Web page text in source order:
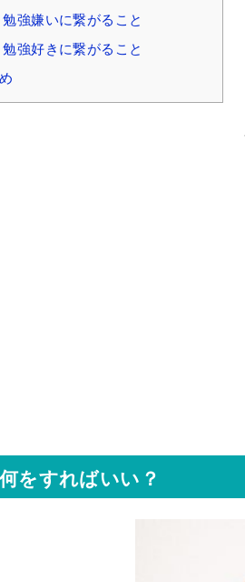
勉強嫌いに繋がること
勉強好きに繋がること
をすればいい？